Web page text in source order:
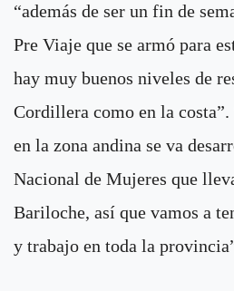
“además de ser un fin de
Pre Viaje que se armó para
hay muy buenos niveles de
Cordillera como en la costa”.
en la zona andina se va
Nacional de Mujeres que
Bariloche, así que vamos a
y trabajo en toda la